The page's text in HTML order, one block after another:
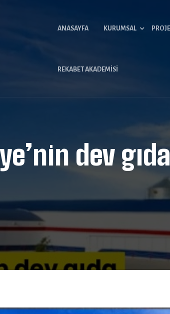
ANASAYFA KURUMSAL
REKABET AKADEMISI
dev